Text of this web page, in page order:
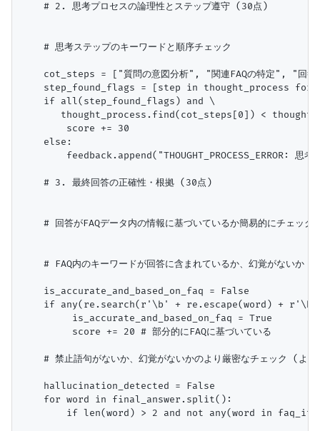
    # 2. 思考プロセスの論理性とステップ遵守 (30点)
    # 思考ステップのキーワードと順序チェック
cot_steps = ["質問の意図分析", "関連FAQの特定", "回答
step_found_flags = [step in thought_process for
    if all(step_found_flags) and \
thought_process.find(cot_steps[0]) <
        score += 30
    else:
feedback.append("THOUGHT_PROCESS_ERROR: 思考ステ
    # 3. 最終回答の正確性・根拠 (30点)
# 回答がFAQデータ内の情報に基づいているか簡易的にチェック
    # FAQ内のキーワードが回答に含まれているか、幻覚がないか
    is_accurate_and_based_on_faq = False
if any(re.search(r'\b' + re.escape(word) +
         is_accurate_and_based_on_faq = True
         score += 20 # 部分的にFAQに基づいている
# 禁止語句がないか、幻覚がないかのより厳密なチェック (よ
    hallucination_detected = False
    for word in final_answer.split():
if len(word) > 2 and not any(word in